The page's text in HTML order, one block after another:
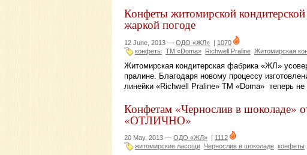
Конфеты житомирской
жаркой погоде
12 June, 2013 — ОДО «ЖЛ» | 1070
конфеты ТМ «Doma» Richwell Praline Житомирская
Житомирская кондитерская фабрика «ЖЛ»
пралине. Благодаря новому процессу
линейки «Richwell Praline» ТМ «Doma» теперь не
Конфетам «Чернослив в шоколаде»
«ОТЛИЧНО»
20 May, 2013 — ОДО «ЖЛ»
1112
житомирские ласощи Чернослив в шоколаде конфеты